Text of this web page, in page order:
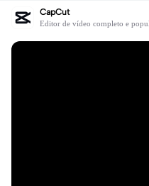
CapCut
Editor de vídeo completo e